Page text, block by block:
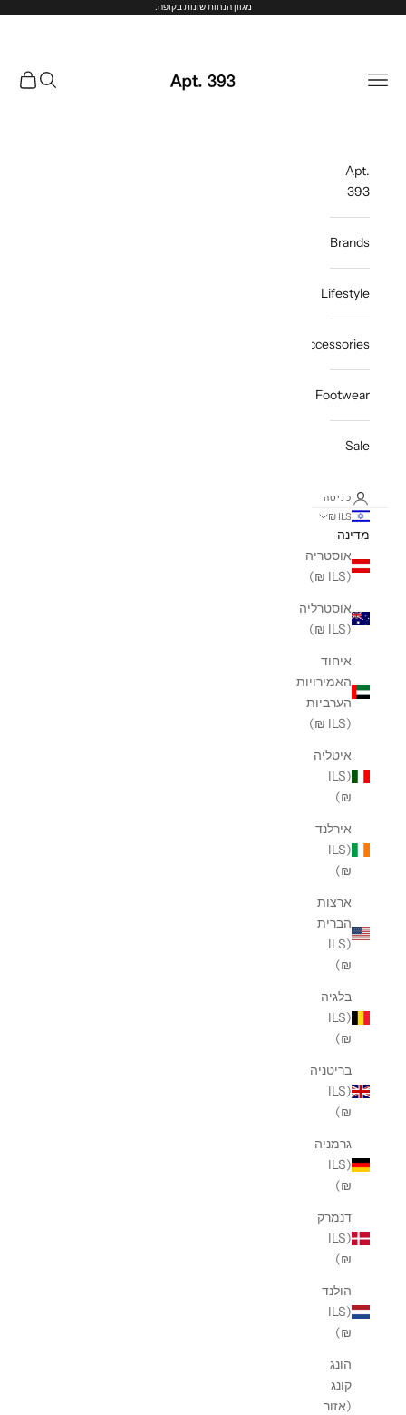
מגוון הנחות שונות בקופה.
תפריט חיפושעגלת
Apt.
393
Brands
Lifestyle
Accessories
Footwear
Sale
כניסה
ILS ₪
מדינה
אוסטריה
(ILS ₪)
אוסטרליה
(ILS ₪)
איחוד
האמירויות
הערביות
(ILS ₪)
איטליה
(ILS
₪)
אירלנד
(ILS
₪)
ארצות
הברית
(ILS
₪)
בלגיה
(ILS
₪)
בריטניה
(ILS
₪)
גרמניה
(ILS
₪)
דנמרק
(ILS
₪)
הולנד
(ILS
₪)
הונג
קונג
(אזור